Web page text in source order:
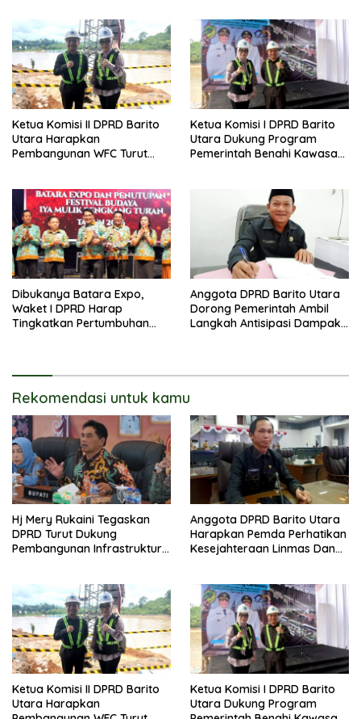
Ketua Komisi II DPRD Barito
Utara Harapkan
Pembangunan WFC Turut
Ketua Komisi I DPRD Barito
Utara Dukung Program
Pemerintah Benahi Kawasan
Dibukanya Batara Expo,
Waket I DPRD Harap
Tingkatkan Pertumbuhan
Anggota DPRD Barito Utara
Dorong Pemerintah Ambil
Langkah Antisipasi Dampak
Rekomendasi untuk kamu
Hj Mery Rukaini Tegaskan
DPRD Turut Dukung
Pembangunan Infrastruktur
Anggota DPRD Barito Utara
Harapkan Pemda Perhatikan
Kesejahteraan Linmas Dan
Ketua Komisi II DPRD Barito
Utara Harapkan
Ketua Komisi I DPRD Barito
Utara Dukung Program